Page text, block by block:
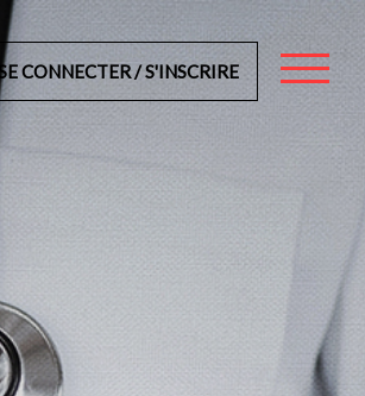
SE CONNECTER / S'INSCRIRE